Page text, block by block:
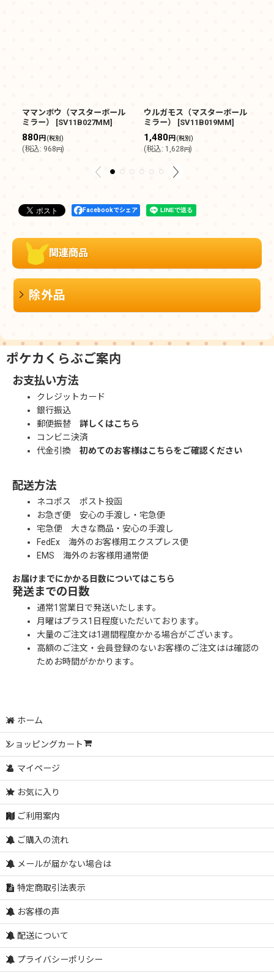
ママンボウ（マスターボール
ミラー）
[SV11B027MM]
880円(税別)
(税込: 968円)
ウルガモス（マスターボール
ミラー）
[SV11B019MM]
1,480円(税別)
(税込: 1,628円)
Facebookでシェア
関連商品
除外品
ポケカくらぶご案内
お支払い方法
クレジットカード
銀行振込
郵便振替 詳しくはこちら
コンビニ決済
代金引換 初めてのお客様はこちらをご確認ください
配送方法
ネコポス ポスト投函
お急ぎ便 安心の手渡し・宅急便
宅急便 大きな商品・安心の手渡し
FedEx 海外のお客様用エクスプレス便
EMS 海外のお客様用通常便
お届けまでにかかる日数についてはこちら
発送までの日数
通常1営業日で発送いたします。
月曜はプラス1日程度いただいております。
大量のご注文は1週間程度かかる場合がございます。
高額のご注文・会員登録のないお客様のご注文はは確認の
ためお時間がかかります。
ホーム
ショッピングカート
マイページ
お気に入り
ご利用案内
ご購入の流れ
メールが届かない場合は
特定商取引法表示
お客様の声
配送について
プライバシーポリシー